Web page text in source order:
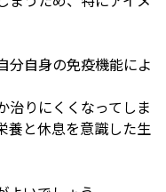
分自身の免疫機能によ
治りにくくなってしま
養と休息を意識した生